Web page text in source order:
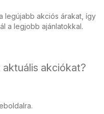
legújabb akciós árakat, így
a legjobb ajánlatokkal.
akciókat?